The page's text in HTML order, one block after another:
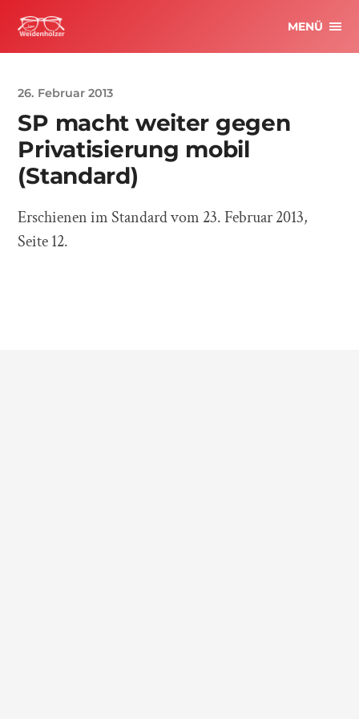
MENÜ
26. Februar 2013
SP macht weiter gegen
Privatisierung mobil
(Standard)
Erschienen im Standard vom 23. Februar 2013,
Seite 12.